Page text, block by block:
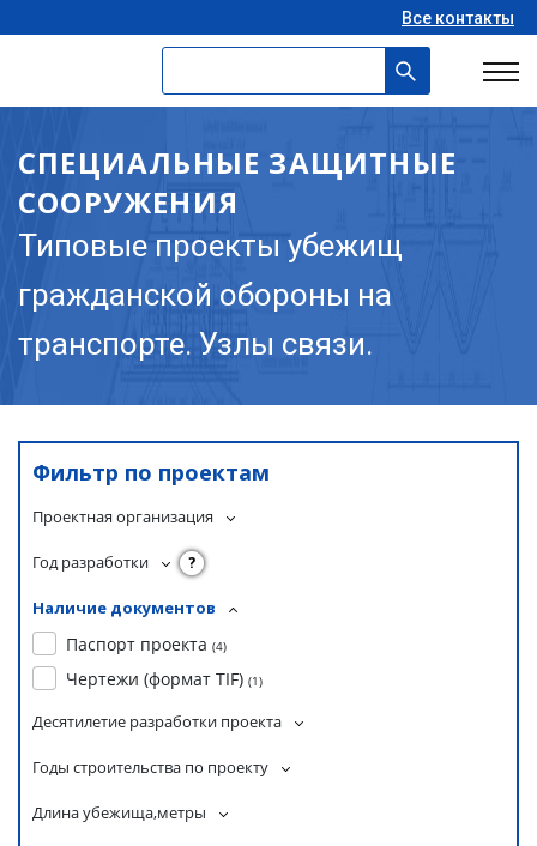
Все контакты
СПЕЦИАЛЬНЫЕ ЗАЩИТНЫЕ
СООРУЖЕНИЯ
Типовые проекты убежищ
гражданской обороны на
транспорте. Узлы связи.
Фильтр по проектам
Проектная организация
Год разработки ?
Наличие документов
Паспорт проекта (4)
Чертежи (формат TIF) (1)
Десятилетие разработки проекта
Годы строительства по проекту
Длина убежища,метры